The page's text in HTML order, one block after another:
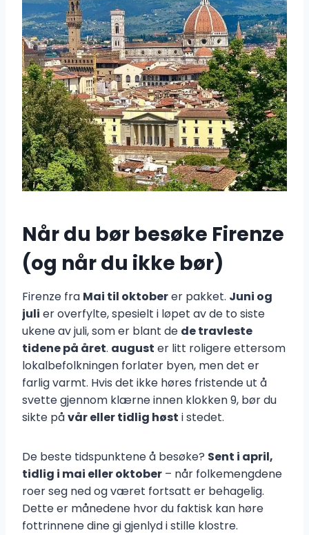
Når du bør besøke Firenze
(og når du ikke bør)
Firenze fra Mai til oktoberer pakket. Juni og
juli er overfylte, spesielt i løpet av de to siste
ukene av juli, som er blant de de travleste
tidene på året. august er litt roligere ettersom
lokalbefolkningen forlater byen, men det er
farlig varmt. Hvis det ikke høres fristende ut å
svette gjennom klærne innen klokken 9, bør du
sikte påvår eller tidlig høst i stedet.
De beste tidspunktene å besøke? Sent i april,
tidlig i mai eller oktober – når folkemengdene
roer seg ned og været fortsatt er behagelig.
Dette er månedene hvor du faktisk kan høre
fottrinnene dine gi gjenlyd i stille klostre.